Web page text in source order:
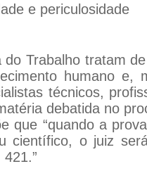
e periculosidade
Trabalho tratam
humano e,
técnicos,
debatida no
que “quando a
científico, o juiz